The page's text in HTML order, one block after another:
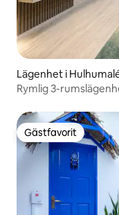
Lägenhet i
Rymlig 3-
Gästfavorit
Gästfavorit